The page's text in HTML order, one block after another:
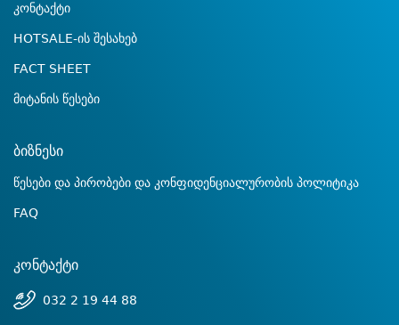
კონტაქტი
HOTSALE-ის შესახებ
FACT SHEET
მიტანის წესები
ბიზნესი
წესები და პირობები და კონფიდენციალურობის პოლიტიკა
FAQ
კონტაქტი
032 2 19 44 88